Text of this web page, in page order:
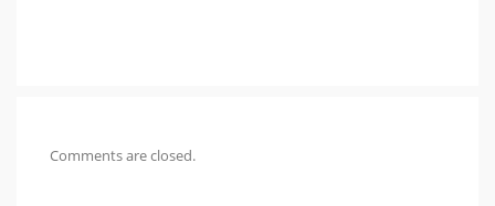
Comments are closed.